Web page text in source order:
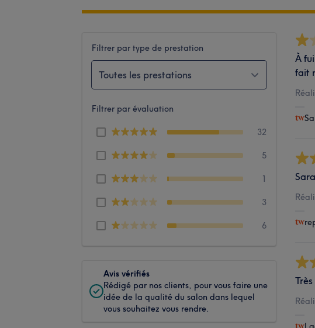
Filtrer par type de prestation
Toutes les prestations
Filtrer par évaluation
32
5
1
3
6
Avis vérifiés
Rédigé par nos clients, pour vous faire une
idée de la qualité du salon dans lequel
vous souhaitez vous rendre.
À
fait